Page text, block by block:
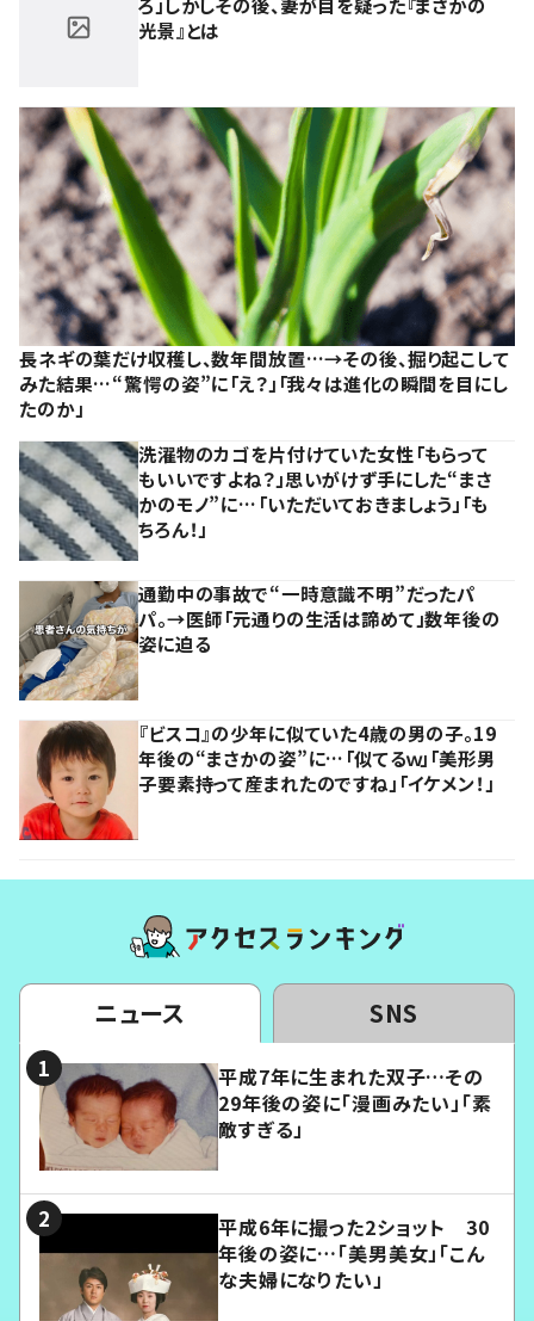
ろ」しかしその後、妻が目を疑った『まさかの
光景』とは
長ネギの葉だけ収穫し、数年間放置…→その後、掘り起こして
みた結果…“驚愕の姿”に「え？」「我々は進化の瞬間を目にし
たのか」
洗濯物のカゴを片付けていた女性「もらって
もいいですよね？」思いがけず手にした“まさ
かのモノ”に…「いただいておきましょう」「も
ちろん！」
通勤中の事故で“一時意識不明”だったパ
パ。→医師「元通りの生活は諦めて」数年後の
姿に迫る
『ビスコ』の少年に似ていた4歳の男の子。19
年後の“まさかの姿”に…「似てるｗ」「美形男
子要素持って産まれたのですね」「イケメン！」
ニュース SNS
平成7年に生まれた双子…その
29年後の姿に「漫画みたい」「素
敵すぎる」
平成6年に撮った2ショット 30
年後の姿に…「美男美女」「こん
な夫婦になりたい」